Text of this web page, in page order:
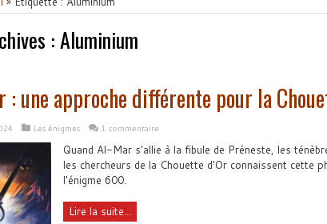
:Aluminium
: une approche différente pour la
Les énigmes 1 commentaire
Quand Al-Mar s'allie à la fibule de Préneste, les
les chercheurs de la Chouette d'Or connaissent cette
l'énigme 600.
Lire la suite...